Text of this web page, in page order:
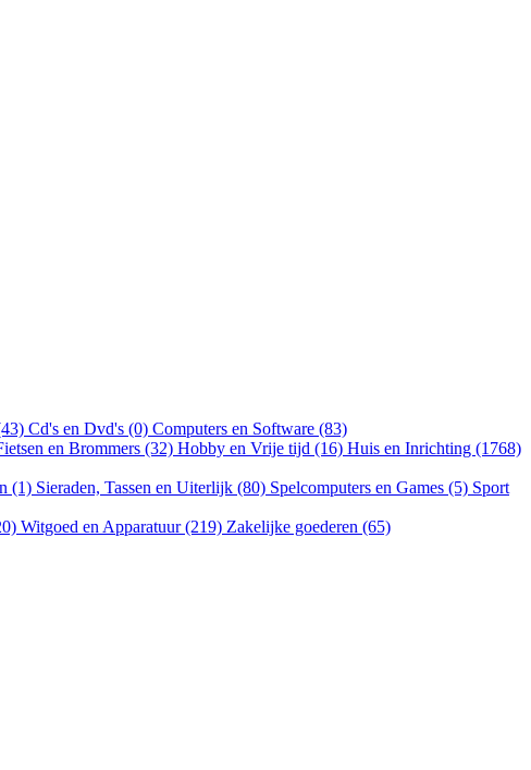
Cd's en Dvd's (0) Computers en Software (83)
en Brommers (32) Hobby en Vrije tijd (16) Huis en Inrichting (1768)
(1) Sieraden, Tassen en Uiterlijk (80) Spelcomputers en Games (5) Sport
Witgoed en Apparatuur (219) Zakelijke goederen (65)